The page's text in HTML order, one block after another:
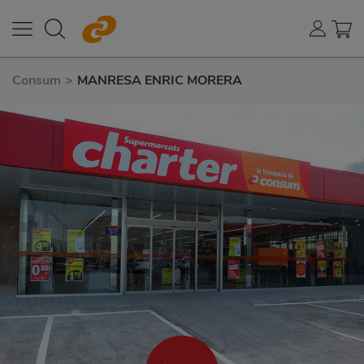
Consum > MANRESA ENRIC MORERA